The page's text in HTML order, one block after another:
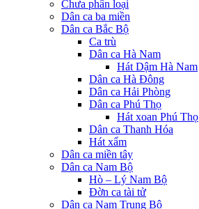
Chưa phân loại
Dân ca ba miền
Dân ca Bắc Bộ
Ca trù
Dân ca Hà Nam
Hát Dậm Hà Nam
Dân ca Hà Đông
Dân ca Hải Phòng
Dân ca Phú Thọ
Hát xoan Phú Thọ
Dân ca Thanh Hóa
Hát xẩm
Dân ca miền tây
Dân ca Nam Bộ
Hò – Lý Nam Bộ
Đờn ca tài tử
Dân ca Nam Trung Bộ